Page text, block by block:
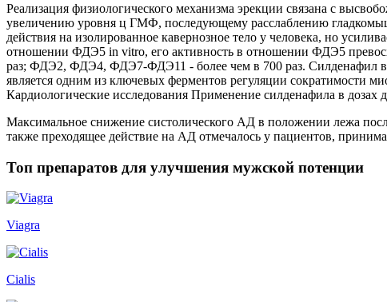
Реализация физиологического механизма эрекции связана с
увеличению уровня ц ГМФ, последующему расслаблению
действия на изолированное кавернозное тело у человека, но
отношении ФДЭ5 in vitro, его активность в отношении ФДЭ5
раз; ФДЭ2, ФДЭ4, ФДЭ7-ФДЭ11 - более чем в 700 раз. Силденафил
является одним из ключевых ферментов регуляции сократимости
Кардиологические исследования Применение силденафила в
Максимальное снижение систолического АД в положении лежа
также преходящее действие на АД отмечалось у пациентов,
Топ препаратов для улучшения мужской потенции
Viagra
Cialis